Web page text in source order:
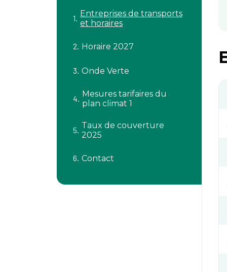
Entreprises de transports
et horaires
Horaire 2027
Onde Verte
Mesures tarifaires du
plan climat 1
Taux de couverture
2025
Contact